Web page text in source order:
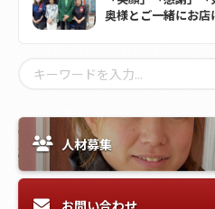
奥様とご一緒にお
人材募集
お問い合わせ